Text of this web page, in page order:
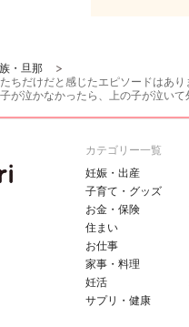
・旦那
ちだけだと感じたエピソードはあ
が泣かなかったら、上の子が泣い
カテゴリー一覧
妊娠・出産
子育て・グッズ
お金・保険
住まい
お仕事
家事・料理
妊活
サプリ・健康